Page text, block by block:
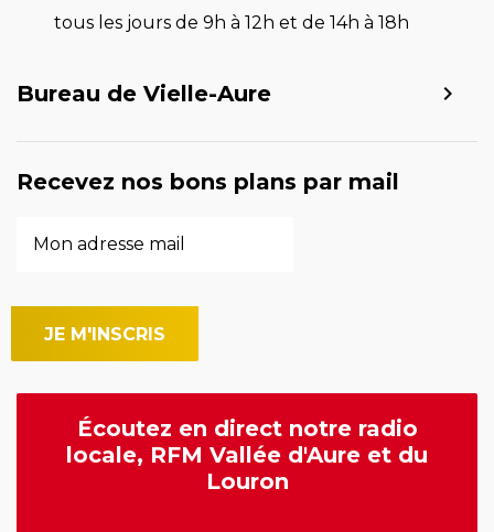
tous les jours de 9h à 12h et de 14h à 18h
Bureau de Vielle-Aure
Recevez nos bons plans par mail
Écoutez en direct notre radio
locale, RFM Vallée d'Aure et du
Louron